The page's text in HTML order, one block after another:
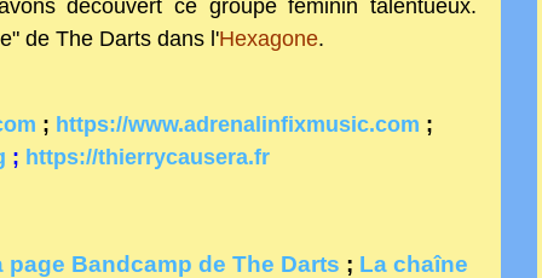
découvert ce groupe féminin talentueux.
de The Darts dans l'Hexagone.
; https://www.adrenalinfixmusic.com ;
; https://thierrycausera.fr
page Bandcamp de The Darts ; La chaîne